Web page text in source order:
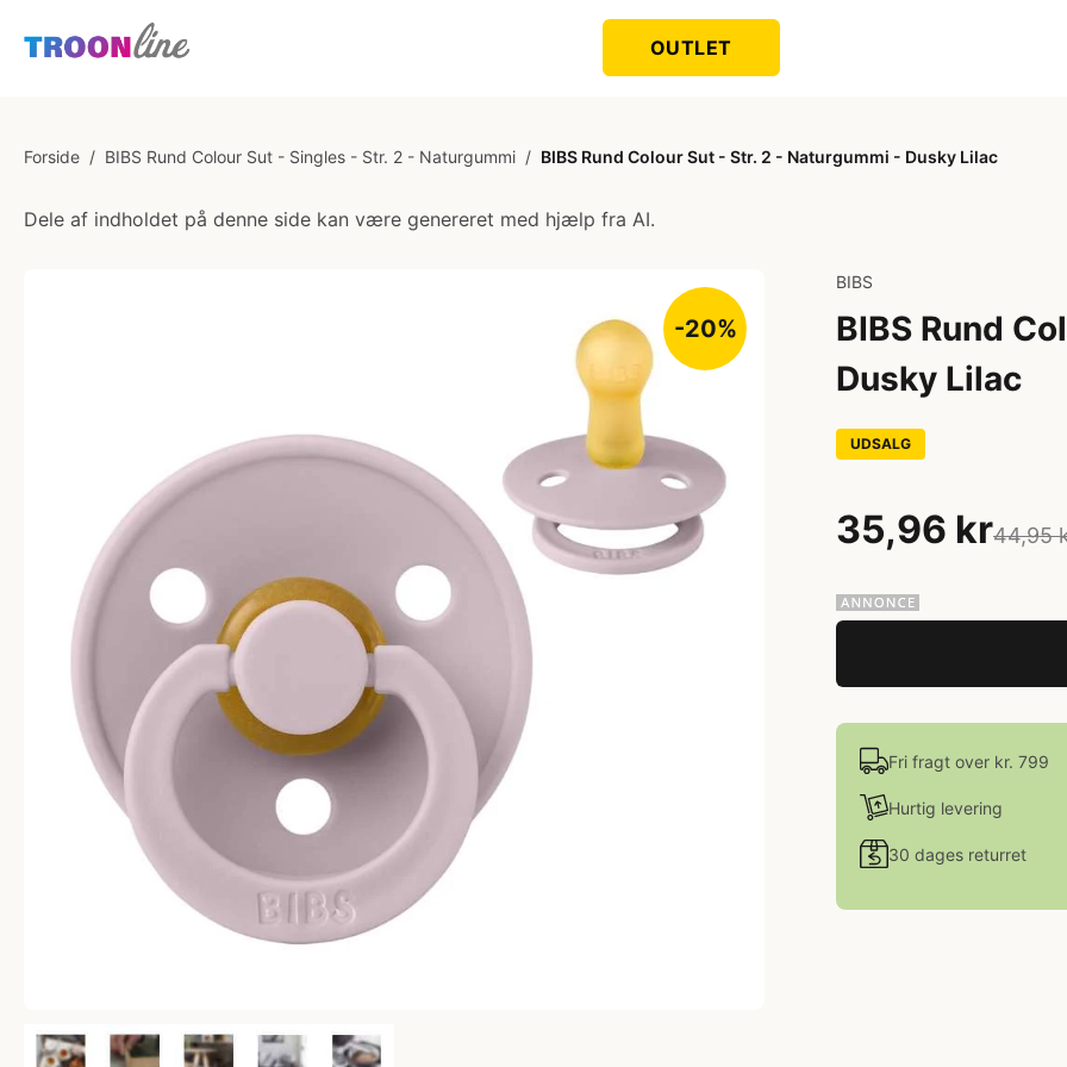
OUTLET
Forside / BIBS Rund Colour Sut - Singles - Str. 2 - Naturgummi / BIBS Rund Colour Sut - Str. 2 - Naturgummi - Dusky Lilac
Dele af indholdet på denne side kan være genereret med hjælp fra AI.
-20%
BIBS
BIBS Rund
Dusky Lilac
UDSALG
35,96 kr44,95
Fri fragt over kr. 799
Hurtig levering
30 dages returret